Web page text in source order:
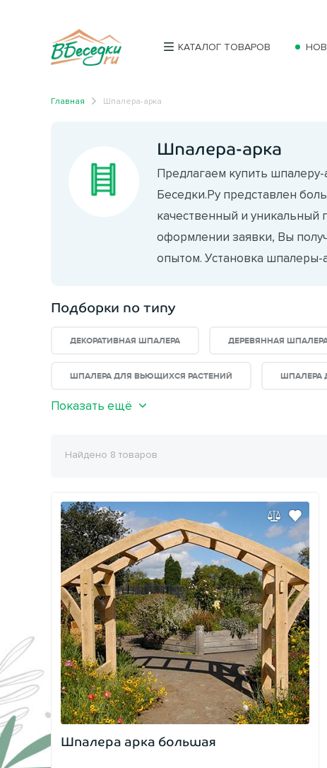
КАТАЛОГ ТОВАРОВ
Главная Шпалера-арка
Шпалера-арка
Предлагаем купить
Беседки.Ру представлен
качественный и уникальный
оформлении заявки, Вы
опытом. Установка шпалеры-
Подборки по типу
ДЕКОРАТИВНАЯ ШПАЛЕРА ДЕРЕВЯННАЯ
ШПАЛЕРА ДЛЯ ВЬЮЩИХСЯ РАСТЕНИЙ ШПАЛЕРА
Показать ещё
Найдено 8 товаров
Шпалера арка большая